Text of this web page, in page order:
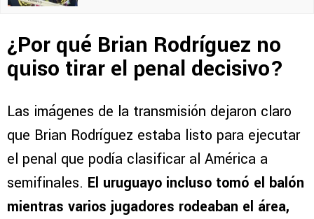
¿Por qué Brian Rodríguez no
quiso tirar el penal decisivo?
Las imágenes de la transmisión dejaron claro
que Brian Rodríguez estaba listo para ejecutar
el penal que podía clasificar al América a
semifinales. El uruguayo incluso tomó el balón
mientras varios jugadores rodeaban el área,